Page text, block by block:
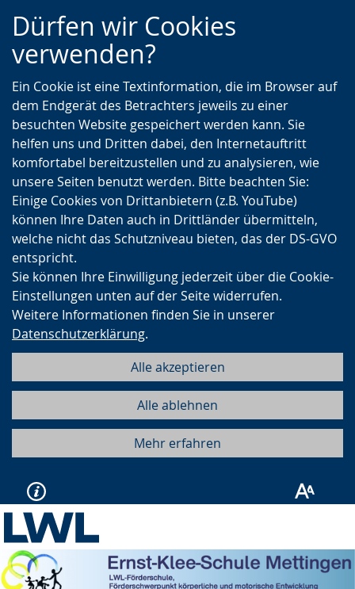
Zur
Hauptnavigation
Zur
Seitennavigation
Zum
Inhalt
Dürfen wir Cookies
verwenden?
Ein Cookie ist eine Textinformation, die im Browser auf
dem Endgerät des Betrachters jeweils zu einer
besuchten Website gespeichert werden kann. Sie
helfen uns und Dritten dabei, den Internetauftritt
komfortabel bereitzustellen und zu analysieren, wie
unsere Seiten benutzt werden. Bitte beachten Sie:
Einige Cookies von Drittanbietern (z.B. YouTube)
können Ihre Daten auch in Drittländer übermitteln,
welche nicht das Schutzniveau bieten, das der DS-GVO
entspricht.
Sie können Ihre Einwilligung jederzeit über die Cookie-
Einstellungen unten auf der Seite widerrufen.
Weitere Informationen finden Sie in unserer
Datenschutzerklärung.
Alle akzeptieren
Alle ablehnen
Mehr erfahren